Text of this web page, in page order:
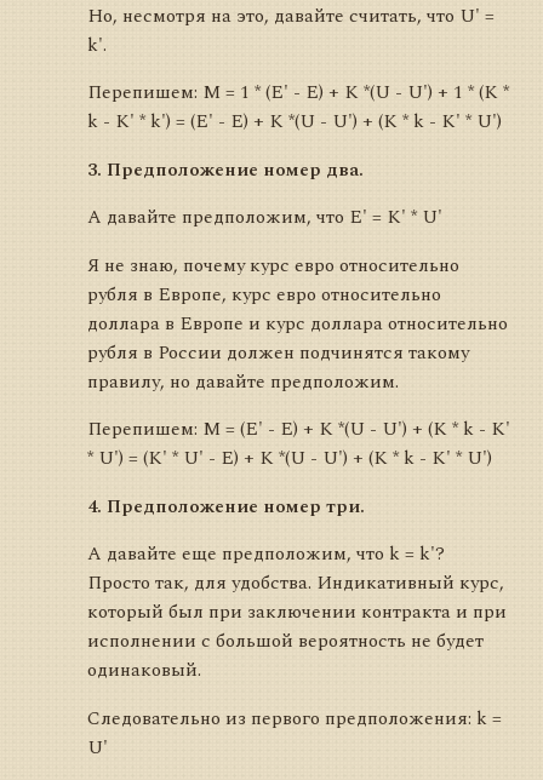
Но, несмотря на это, давайте считать, что U' =
k'.
Перепишем: M = 1 * (E' - E) + K *(U - U') + 1 * (K *
k - K' * k') = (E' - E) + K *(U - U') + (K * k - K' * U')
3. Предположение номер два.
А давайте предположим, что E' = K' * U'
Я не знаю, почему курс евро относительно
рубля в Европе, курс евро относительно
доллара в Европе и курс доллара относительно
рубля в России должен подчинятся такому
правилу, но давайте предположим.
Перепишем: M = (E' - E) + K *(U - U') + (K * k - K'
* U') = (K' * U' - E) + K *(U - U') + (K * k - K' * U')
4. Предположение номер три.
А давайте еще предположим, что k = k'?
Просто так, для удобства. Индикативный курс,
который был при заключении контракта и при
исполнении с большой вероятность не будет
одинаковый.
Следовательно из первого предположения: k =
U'